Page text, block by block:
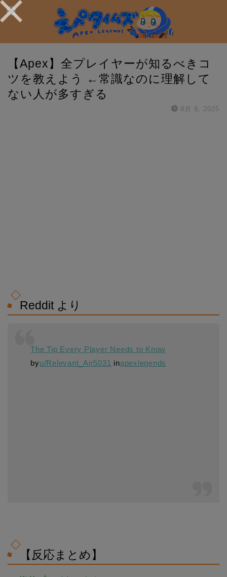
【Apex】全プレイヤーが知るべきコ
ツを教えよう ←常識なのに理解して
ない人が多すぎる
9月 9, 2025
Reddit より
The Tip Every Player Needs to Know
byu/Relevant_Air5031 inapexlegends
【反応まとめ】